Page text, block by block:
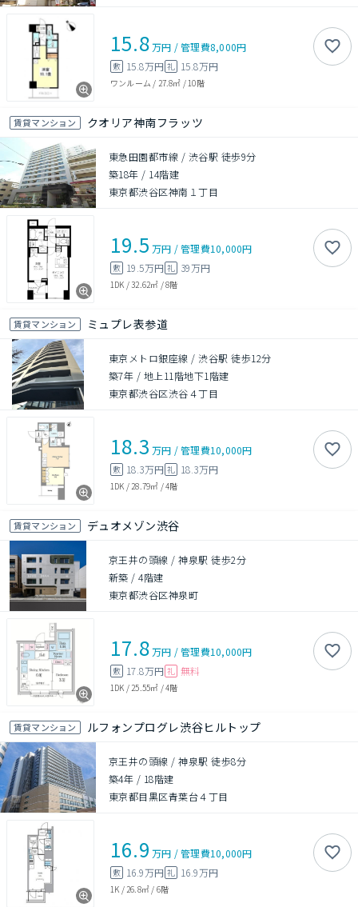
15.8万円 /管理費8,000円
敷 15.8万円 礼 15.8万円
ワンルーム / 27.8㎡ / 10階
賃貸マンション クオリア神南フラッツ
東急田園都市線 / 渋谷駅 徒歩9分
築18年 / 14階建
東京都渋谷区神南１丁目
19.5 万円 /管理費10,000円
敷 19.5万円 礼 39万円
1DK /32.62㎡ /8階
賃貸マンション ミュプレ表参道
東京メトロ銀座線 / 渋谷駅 徒歩12分
築7年 / 地上11階地下1階建
東京都渋谷区渋谷４丁目
18.3 万円 /管理費10,000円
敷 18.3万円 礼 18.3万円
1DK / 28.79㎡ /4階
賃貸マンション デュオメゾン渋谷
京王井の頭線 / 神泉駅 徒歩2分
新築 /4階建
東京都渋谷区神泉町
17.8万円 /管理費10,000円
敷 17.8万円 礼 無料
1DK / 25.55㎡ /4階
賃貸マンション ルフォンプログレ渋谷ヒルトップ
京王井の頭線 / 神泉駅 徒歩8分
築4年 / 18階建
東京都目黒区青葉台４丁目
16.9 万円 /管理費10,000円
敷 16.9万円 礼 16.9万円
1K / 26.8㎡ / 6階